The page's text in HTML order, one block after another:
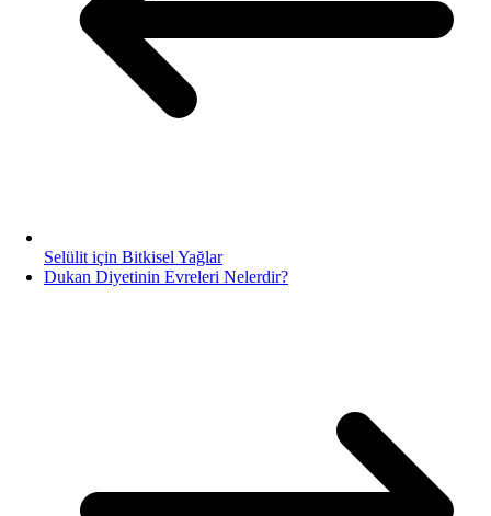
Selülit için Bitkisel Yağlar
Dukan Diyetinin Evreleri Nelerdir?